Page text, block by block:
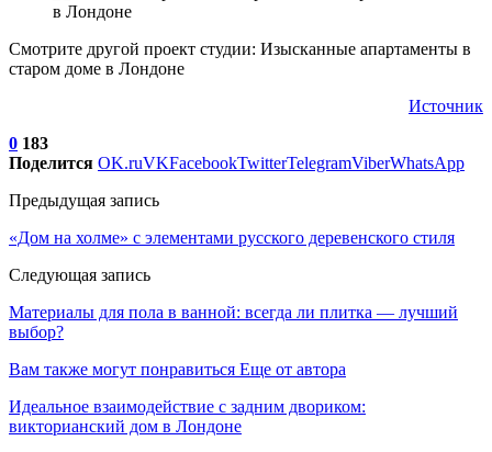
Смотрите другой проект студии: Изысканные апартаменты в
старом доме в Лондоне
Источник
0 183
Поделится OK.ruVKFacebookTwitterTelegramViberWhatsApp
Предыдущая запись
«Дом на холме» с элементами русского деревенского стиля
Следующая запись
Материалы для пола в ванной: всегда ли плитка — лучший
выбор?
Вам также могут понравиться Еще от автора
Идеальное взаимодействие с задним двориком:
викторианский дом в Лондоне